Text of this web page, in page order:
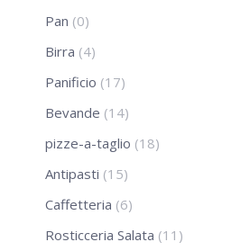
Pan (0)
Birra (4)
Panificio (17)
Bevande (14)
pizze-a-taglio (18)
Antipasti (15)
Caffetteria (6)
Rosticceria Salata (11)